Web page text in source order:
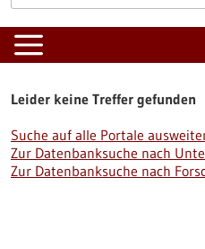
Leider keine Treffer gefunden
Suche auf alle Portale
Zur Datenbanksuche nach
Zur Datenbanksuche nach